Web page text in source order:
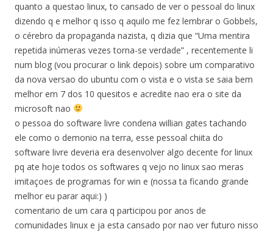
quanto a questao linux, to cansado de ver o pessoal do linux
dizendo q e melhor q isso q aquilo me fez lembrar o Gobbels,
o cérebro da propaganda nazista, q dizia que “Uma mentira
repetida inúmeras vezes torna-se verdade” , recentemente li
num blog (vou procurar o link depois) sobre um comparativo
da nova versao do ubuntu com o vista e o vista se saia bem
melhor em 7 dos 10 quesitos e acredite nao era o site da
microsoft nao
o pessoa do software livre condena willian gates tachando
ele como o demonio na terra, esse pessoal chiita do
software livre deveria era desenvolver algo decente for linux
pq ate hoje todos os softwares q vejo no linux sao meras
imitaçoes de programas for win e (nossa ta ficando grande
melhor eu parar aqui:) )
comentario de um cara q participou por anos de
comunidades linux e ja esta cansado por nao ver futuro nisso